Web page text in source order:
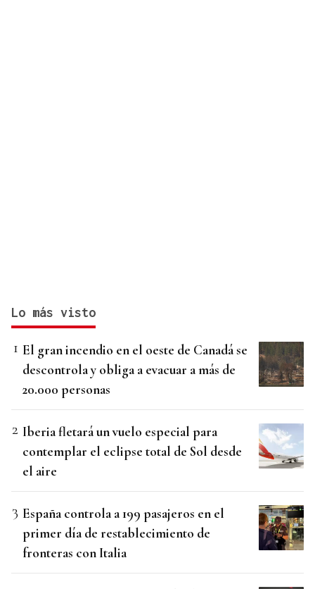
Lo más visto
El gran incendio en el oeste de Canadá se
descontrola y obliga a evacuar a más de
20.000 personas
Iberia fletará un vuelo especial para
contemplar el eclipse total de Sol desde
el aire
España controla a 199 pasajeros en el
primer día de restablecimiento de
fronteras con Italia